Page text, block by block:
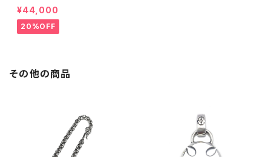
ull Ring-5K gold&silver
¥44,000
20%OFF
その他の商品